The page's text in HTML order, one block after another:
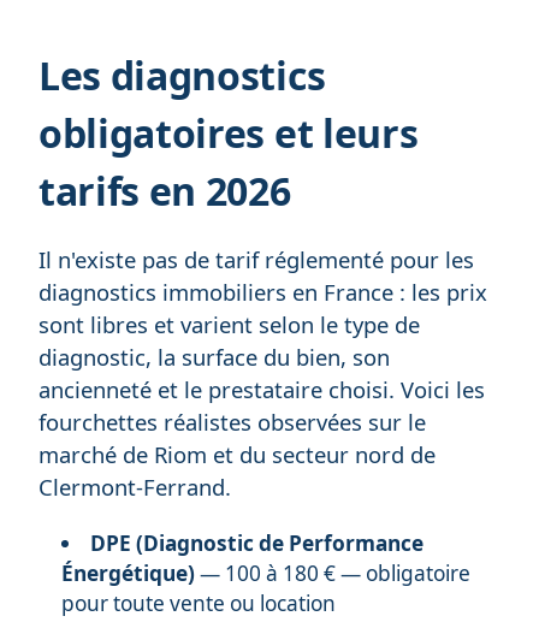
Les diagnostics
obligatoires et leurs
tarifs en 2026
Il n'existe pas de tarif réglementé pour les
diagnostics immobiliers en France : les prix
sont libres et varient selon le type de
diagnostic, la surface du bien, son
ancienneté et le prestataire choisi. Voici les
fourchettes réalistes observées sur le
marché de Riom et du secteur nord de
Clermont-Ferrand.
DPE (Diagnostic de Performance
Énergétique)— 100 à 180 € — obligatoire
pour toute vente ou location